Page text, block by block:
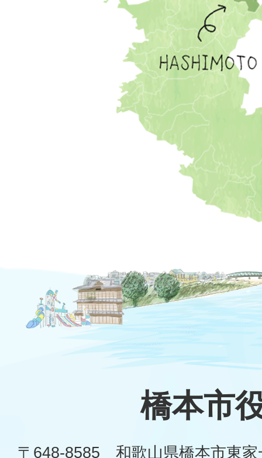
橋本市
〒648-8585 和歌山県橋本市東家